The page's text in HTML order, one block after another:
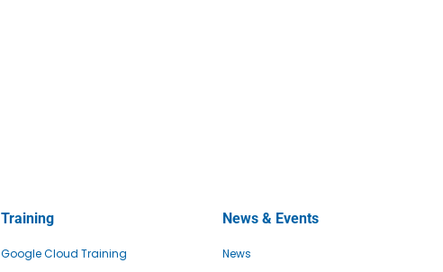
Training
Google Cloud Training
News & Events
News